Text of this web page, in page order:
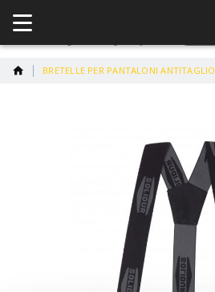
BRETELLE PER PANTALONI ANTITAGLIO